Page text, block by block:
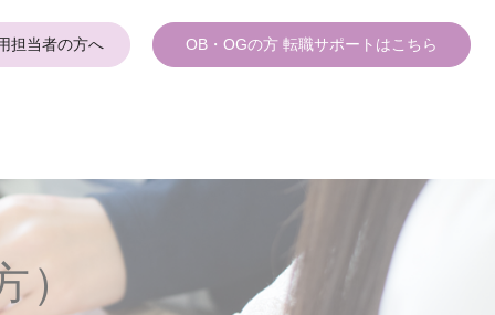
担当者の方へ OB・OGの方 転職サポートはこちら